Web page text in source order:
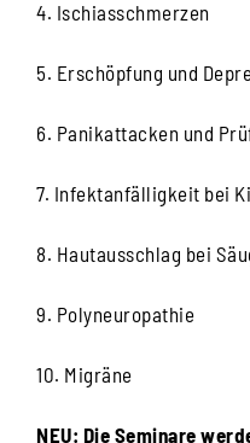
4. Ischiasschmerzen
5. Erschöpfung und
6. Panikattacken und
7. Infektanfälligkeit bei
8. Hautausschlag bei
9. Polyneuropathie
10. Migräne
NEU: Die Seminare